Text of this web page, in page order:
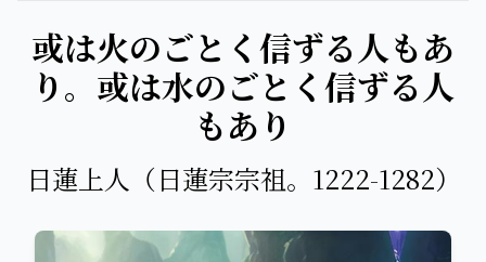
或は火のごとく信ずる人もあ
り。或は水のごとく信ずる人
もあり
日蓮上人（日蓮宗宗祖。1222-1282）